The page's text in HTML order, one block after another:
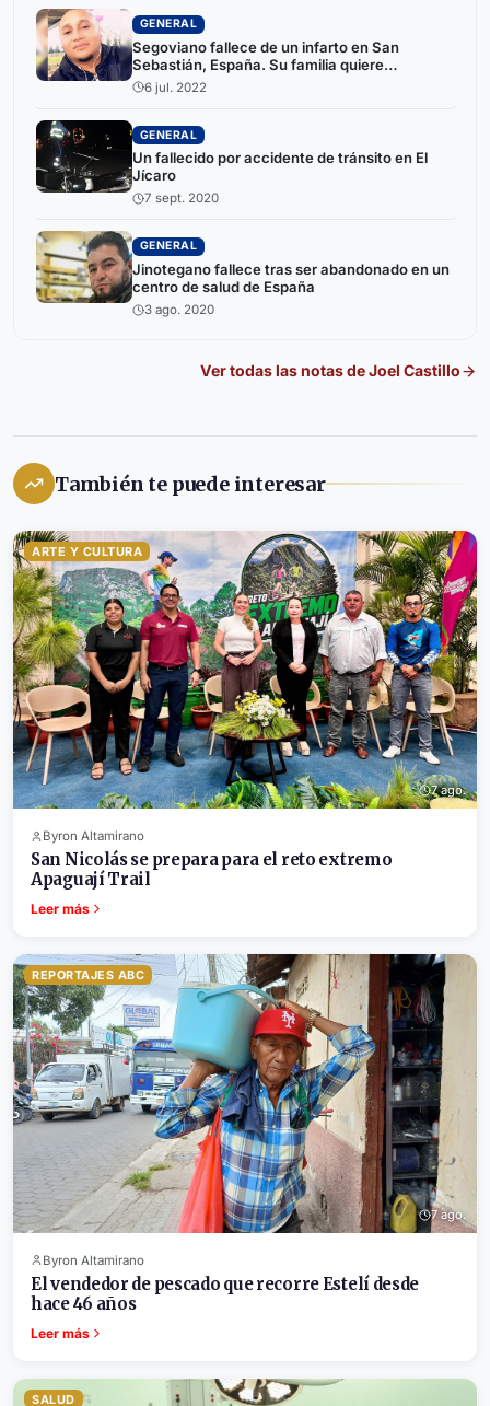
GENERAL
Segoviano fallece de un infarto en San
Sebastián, España. Su familia quiere
repatriarlo
6 jul. 2022
GENERAL
Un fallecido por accidente de tránsito en El
Jícaro
7 sept. 2020
GENERAL
Jinotegano fallece tras ser abandonado en un
centro de salud de España
3 ago. 2020
Ver todas las notas deJoel Castillo
También te puede interesar
ARTE Y CULTURA
7 ago.
Byron Altamirano
San Nicolás se prepara para el reto extremo
Apaguají Trail
Leer más
REPORTAJES ABC
7 ago.
Byron Altamirano
El vendedor de pescado que recorre Estelí desde
hace 46 años
Leer más
SALUD